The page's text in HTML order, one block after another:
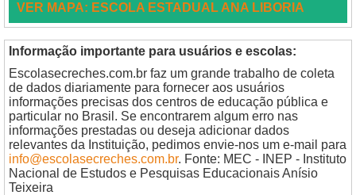
VER MAPA: ESCOLA ESTADUAL ANA LIBORIA
Informação importante para usuários e escolas:
Escolasecreches.com.br faz um grande trabalho de coleta
de dados diariamente para fornecer aos usuários
informações precisas dos centros de educação pública e
particular no Brasil. Se encontrarem algum erro nas
informações prestadas ou deseja adicionar dados
relevantes da Instituição, pedimos envie-nos um e-mail para
info@escolasecreches.com.br. Fonte: MEC - INEP - Instituto
Nacional de Estudos e Pesquisas Educacionais Anísio
Teixeira